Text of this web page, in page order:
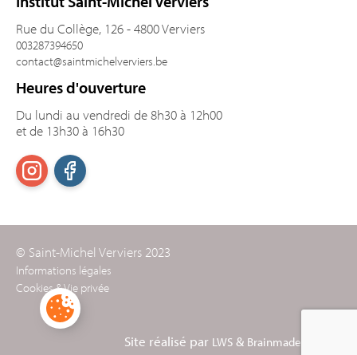
Rue du Collège, 126 - 4800 Verviers
003287394650
contact@saintmichelverviers.be
Heures d'ouverture
Du lundi au vendredi de 8h30 à 12h00
et de 13h30 à 16h30
© Saint-Michel Verviers 2023
Informations légales
Cookies & Vie privée
Site réalisé par LWS & Brainmade Agency